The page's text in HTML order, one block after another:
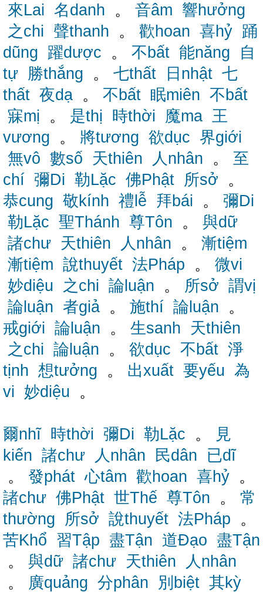
來Lai 名danh 。 音âm 響hưởng
之chi 聲thanh 。 歡hoan 喜hỷ 踊
dũng 躍dược 。 不bất 能năng
自
tự 勝thắng 。 七thất 日nhật 七
thất 夜dạ 。 不bất 眠miên 不bất
寐mị 。 是thị 時thời 魔ma 王
vương 。 將tương 欲dục 界giới
無vô 數số 天thiên 人nhân 。 至
chí 彌Di 勒Lặc 佛Phật 所sở 。
恭cung 敬kính 禮lễ 拜bái 。 彌Di
勒Lặc 聖Thánh 尊Tôn 。 與dữ
諸chư 天thiên 人nhân 。 漸tiệm
漸tiệm 說thuyết 法Pháp 。 微vi
妙diệu
之chi 論luận 。 所sở 謂vị
論luận 者giả 。 施thí 論luận 。
戒giới 論luận 。 生sanh
天thiên
之chi 論luận 。 欲dục 不bất 淨
tịnh 想tưởng 。 出xuất 要yếu 為
vi 妙diệu 。
爾nhĩ 時thời 彌Di 勒Lặc 。
見
kiến 諸chư 人nhân 民dân
已dĩ
。 發phát 心tâm 歡hoan 喜hỷ 。
諸chư 佛Phật 世Thế 尊Tôn 。 常
thường
所sở 說thuyết 法Pháp 。
苦Khổ 習Tập 盡Tận 道Đạo 盡Tận
。 與dữ 諸chư 天thiên
人nhân
。 廣quảng 分phân 別biệt 其kỳ